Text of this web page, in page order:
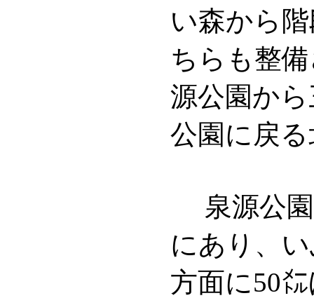
い森から
ちらも整
源公園か
公園に戻
泉源公園
にあり、
方面に50